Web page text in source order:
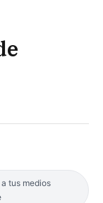
tus medios